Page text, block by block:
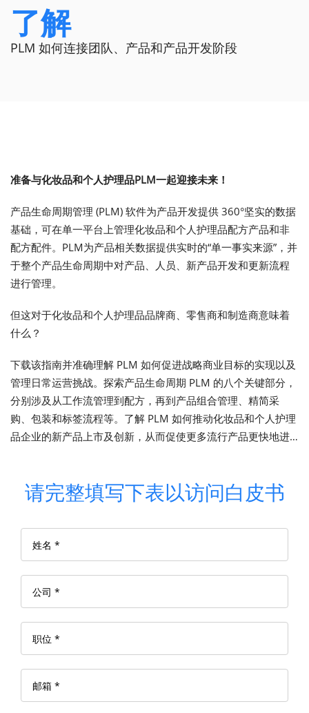
了解
PLM 如何连接团队、产品和产品开发阶段
准备与化妆品和个人护理品PLM一起迎接未来！
产品生命周期管理 (PLM) 软件为产品开发提供 360°坚实的数据
基础，可在单一平台上管理化妆品和个人护理品配方产品和非
配方配件。PLM为产品相关数据提供实时的“单一事实来源”，并
于整个产品生命周期中对产品、人员、新产品开发和更新流程
进行管理。
但这对于化妆品和个人护理品品牌商、零售商和制造商意味着
什么？
下载该指南并准确理解 PLM 如何促进战略商业目标的实现以及
管理日常运营挑战。探索产品生命周期 PLM 的八个关键部分，
分别涉及从工作流管理到配方，再到产品组合管理、精简采
购、包装和标签流程等。了解 PLM 如何推动化妆品和个人护理
品企业的新产品上市及创新，从而促使更多流行产品更快地进
请完整填写下表以访问白皮书